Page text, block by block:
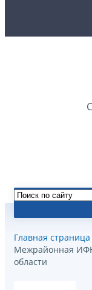
Главная страница
Межрайонная
области